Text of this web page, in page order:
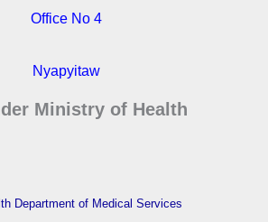
Office No 4
Nyapyitaw
Ministry of Health
Department of Medical Services